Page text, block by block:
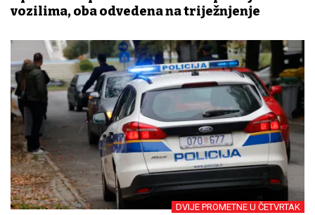
vozilima, oba odvedena na triježnjenje
DVIJE PROMETNE U ČETVRTAK